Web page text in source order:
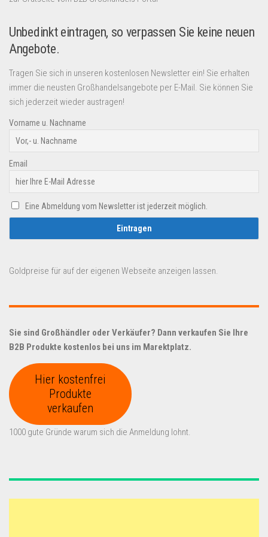
Unbedinkt eintragen, so verpassen Sie keine neuen
Angebote.
Tragen Sie sich in unseren kostenlosen Newsletter ein! Sie erhalten
immer die neusten Großhandelsangebote per E-Mail. Sie können Sie
sich jederzeit wieder austragen!
Vorname u. Nachname
Email
Eine Abmeldung vom Newsletter ist jederzeit möglich.
Goldpreise für auf der eigenen Webseite anzeigen lassen.
Sie sind Großhändler oder Verkäufer? Dann verkaufen Sie Ihre
B2B Produkte kostenlos bei uns im Marektplatz.
Hier kostenfrei
Produkte
verkaufen
1000 gute Gründe warum sich die Anmeldung lohnt.